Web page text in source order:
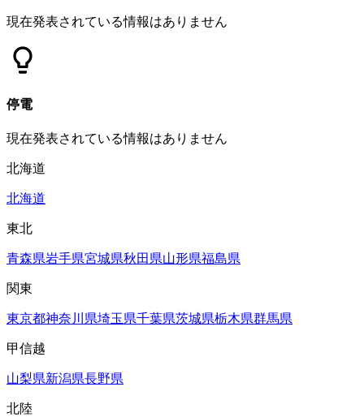
現在発表されている情報はありません
停電
現在発表されている情報はありません
北海道
北海道
東北
青森県岩手県宮城県秋田県山形県福島県
関東
東京都神奈川県埼玉県千葉県茨城県栃木県群馬県
甲信越
山梨県新潟県長野県
北陸